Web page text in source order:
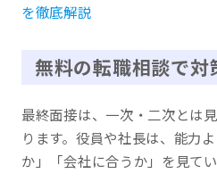
を徹底解説
無料の転職相談で対
最終面接は、一次・二次とは
ります。役員や社長は、能力
か」「会社に合うか」を見てい